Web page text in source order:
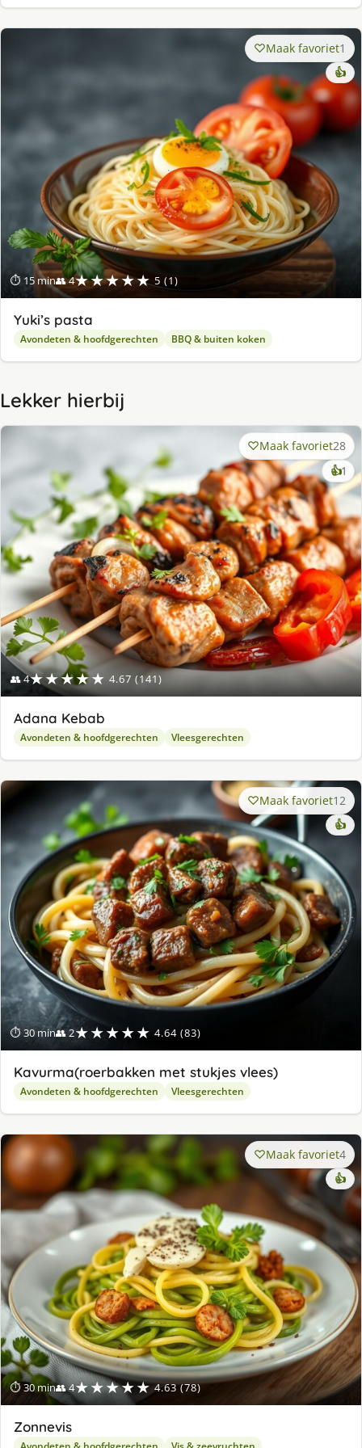
⏱ 15 min👥 4★★★★★ 5 (1)
Maak favoriet1
👍
Yuki’s pasta
Avondeten & hoofdgerechten BBQ & buiten koken
Lekker hierbij
👥 4★★★★★ 4.67 (141)
Maak favoriet28
👍1
Adana Kebab
Avondeten & hoofdgerechten Vleesgerechten
⏱ 30 min👥 2★★★★★ 4.64 (83)
Maak favoriet12
👍
Kavurma(roerbakken met stukjes vlees)
Avondeten & hoofdgerechten Vleesgerechten
⏱ 30 min👥 4★★★★★ 4.63 (78)
Maak favoriet4
👍
Zonnevis